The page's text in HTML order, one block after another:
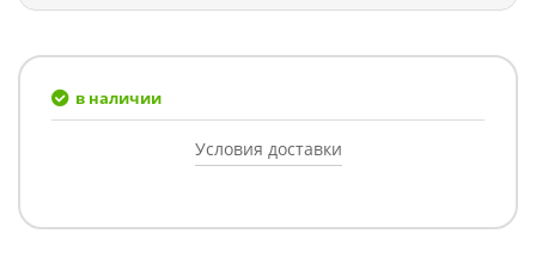
в наличии
Условия доставки